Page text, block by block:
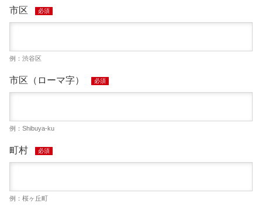
市区 必須
例：渋谷区
市区（ローマ字） 必須
例：Shibuya-ku
町村 必須
例：桜ヶ丘町